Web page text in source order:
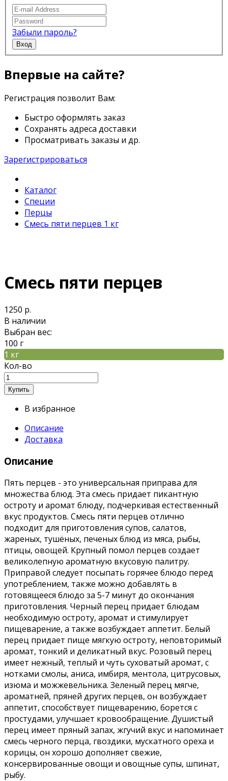
Забыли пароль?
Вход
Впервые на сайте?
Регистрация позволит Вам:
Быстро оформлять заказ
Сохранять адреса доставки
Просматривать заказы и др.
Зарегистрироваться
Каталог
Специи
Перцы
Смесь пяти перцев 1 кг
Смесь пяти перцев
1250 р.
В наличии
Выбран вес:
100 г
1 кг
Кол-во
В избранное
Описание
Доставка
Описание
Пять перцев - это универсальная приправа для
множества блюд. Эта смесь придает пикантную
остроту и аромат блюду, подчеркивая естественный
вкус продуктов. Смесь пяти перцев отлично
подходит для приготовления супов, салатов,
жареных, тушёных, печеных блюд из мяса, рыбы,
птицы, овощей. Крупный помол перцев создает
великолепную ароматную вкусовую палитру.
Приправой следует посыпать горячее блюдо перед
употреблением, также можно добавлять в
готовящееся блюдо за 5-7 минут до окончания
приготовления. Черный перец придает блюдам
необходимую остроту, аромат и стимулирует
пищеварение, а также возбуждает аппетит. Белый
перец придает пище мягкую остроту, неповторимый
аромат, тонкий и деликатный вкус. Розовый перец
имеет нежный, теплый и чуть суховатый аромат, с
нотками смолы, аниса, имбиря, ментола, цитрусовых,
изюма и можжевельника. Зеленый перец мягче,
ароматней, пряней других перцев, он возбуждает
аппетит, способствует пищеварению, борется с
простудами, улучшает кровообращение. Душистый
перец имеет пряный запах, жгучий вкус и напоминает
смесь черного перца, гвоздики, мускатного ореха и
корицы, он хорошо дополняет свежие,
консервированные овощи и овощные супы, шпинат,
рыбу.